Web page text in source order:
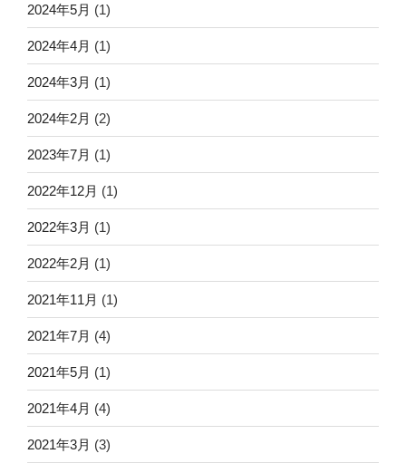
2024年5月 (1)
2024年4月 (1)
2024年3月 (1)
2024年2月 (2)
2023年7月 (1)
2022年12月 (1)
2022年3月 (1)
2022年2月 (1)
2021年11月 (1)
2021年7月 (4)
2021年5月 (1)
2021年4月 (4)
2021年3月 (3)